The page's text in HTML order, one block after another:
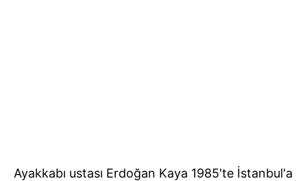
Ayakkabı ustası Erdoğan Kaya 1985'te İstanbul'a